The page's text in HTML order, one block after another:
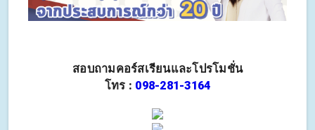
สอบถามคอร์สเรียนและโปรโมชั่น
โทร : 098-281-3164